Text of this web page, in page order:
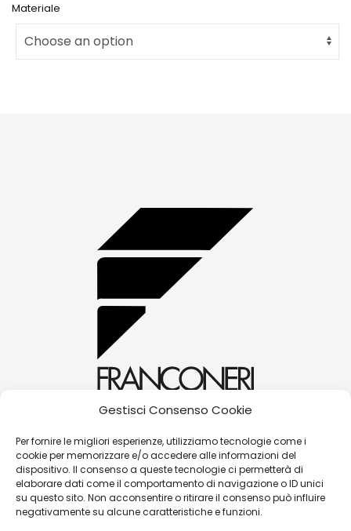
Gestisci Consenso Cookie
Per fornire le migliori esperienze, utilizziamo tecnologie come i
cookie per memorizzare e/o accedere alle informazioni del
dispositivo. Il consenso a queste tecnologie ci permetterà di
elaborare dati come il comportamento di navigazione o ID unici
su questo sito. Non acconsentire o ritirare il consenso può influire
negativamente su alcune caratteristiche e funzioni.
Materiale
(+39) 0572 70087
Corso Matteotti, 31 - 51016 - Montecatini Terme
(PT)